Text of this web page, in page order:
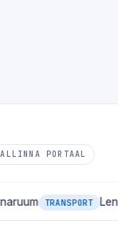
PORTAAL
Lennujaama tramm